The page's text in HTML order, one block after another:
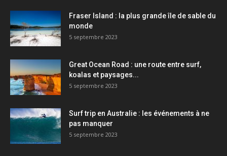
Fraser Island : la plus grande île de sable du
monde
5 septembre 2023
Great Ocean Road : une route entre surf,
koalas et paysages...
5 septembre 2023
Surf trip en Australie : les événements à ne
pas manquer
5 septembre 2023